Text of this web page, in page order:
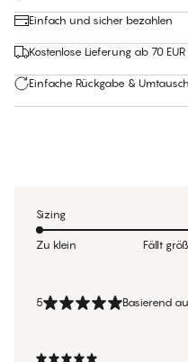
Einfach und sicher bezahlen
Kostenlose Lieferung ab 70
Einfache Rückgabe & Umtausch
5 Basierend
Sizing
Zu klein Fällt